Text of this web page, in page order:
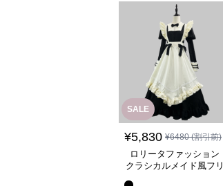
SALE
¥5,830 ¥6480(割引前)
ロリータファッション
クラシカルメイド風フリ